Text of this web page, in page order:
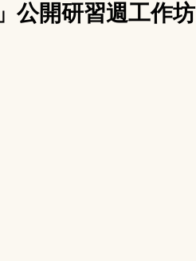
公開研習週工作坊